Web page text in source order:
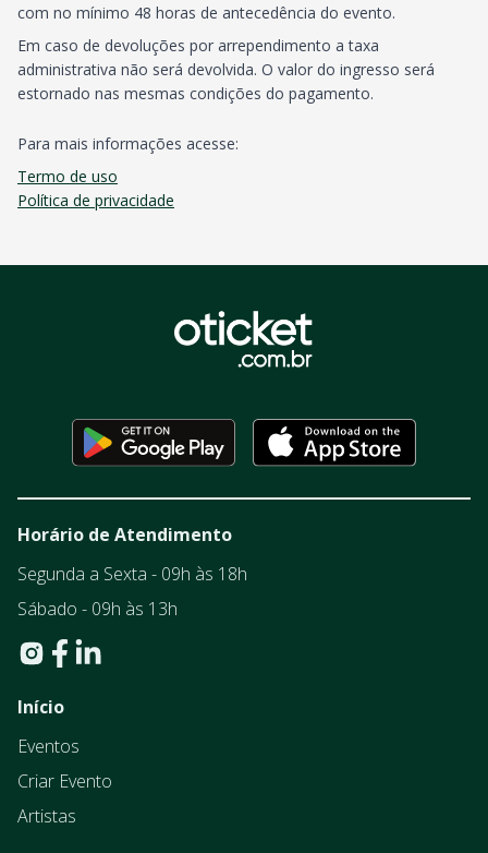
com no mínimo 48 horas de antecedência do evento.
Em caso de devoluções por arrependimento a taxa
administrativa não será devolvida. O valor do ingresso será
estornado nas mesmas condições do pagamento.
Para mais informações acesse:
Termo de uso
Política de privacidade
Horário de Atendimento
Segunda a Sexta - 09h às 18h
Sábado - 09h às 13h
Início
Eventos
Criar Evento
Artistas